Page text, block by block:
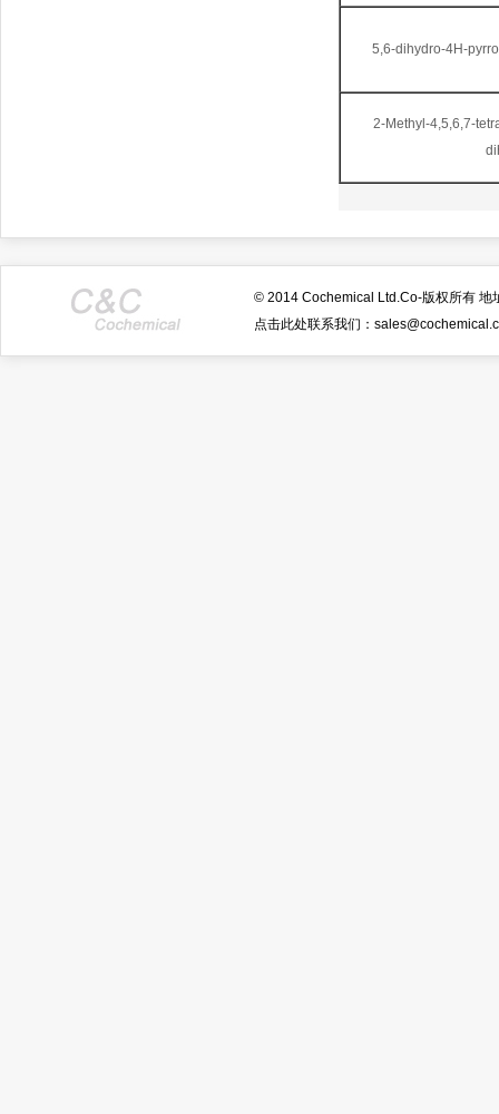
5,6-dihydro-4H-
2-Methyl-4,5,6,7-
© 2014 Cochemical Ltd.Co-版权所有 地
点击此处联系我们：